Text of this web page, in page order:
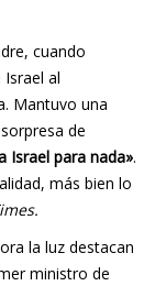
cuando
al
Mantuvo una
de
Israel para nada».
más bien lo
la luz destacan
ministro de